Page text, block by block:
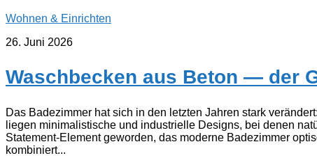
Wohnen & Einrichten
26. Juni 2026
Waschbecken aus Beton — der
Das Badezimmer hat sich in den letzten Jahren stark
liegen minimalistische und industrielle Designs, bei denen
Statement-Element geworden, das moderne Badezimmer
kombiniert...